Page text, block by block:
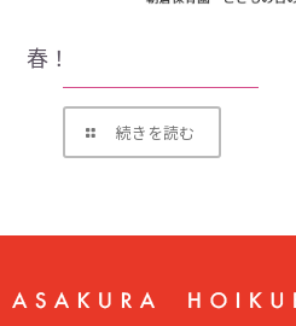
春！
続きを読む